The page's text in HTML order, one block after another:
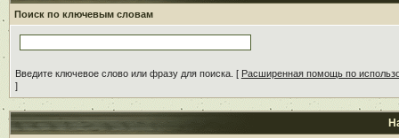
Поиск по ключевым словам
Введите ключевое слово или фразу для поиска. [ Расширенная помощь по
]